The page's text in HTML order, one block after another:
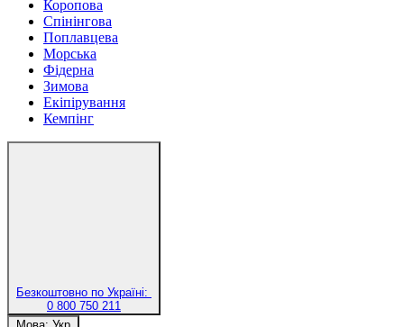
Коропова
Спінінгова
Поплавцева
Морська
Фідерна
Зимова
Екіпірування
Кемпінг
Безкоштовно по Україні:
0 800 750 211